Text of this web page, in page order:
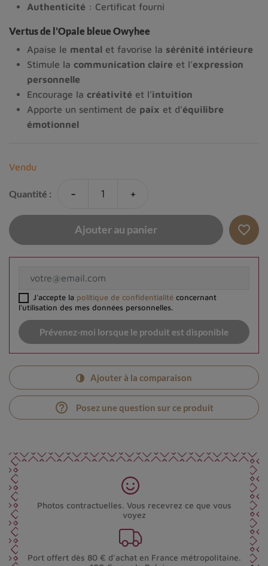
Authenticité : Certificat fourni
Vertus de l’Opale bleue Owyhee
Apaise le mental et favorise la sérénité intérieure
Stimule la communication claire et l’expression
personnelle
Encourage la créativité et l’intuition
Apporte un sentiment de paix et d’équilibre
émotionnel
Vendu
Quantité : - +
Ajouter au panier favorite_border
J'accepte la politique de confidentialitéconcernant
l'utilisation des mes données personnelles.
Prévenez-moi lorsque le produit est disponible
Ajouter à la comparaison
help_outline Posez une question sur ce produit
Photos contractuelles. Vous recevrez ce que vous
voyez
Port offert dès 80 € d’achat en France métropolitaine.